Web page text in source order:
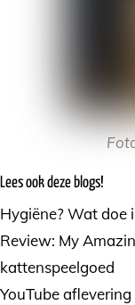
Lees ook deze blogs!
Hygiëne? Wat doe
Review: My
kattenspeelgoed
YouTube